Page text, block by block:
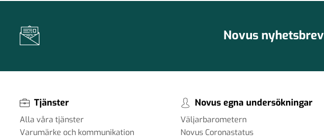
Novus nyhetsbrev
Tjänster
Alla våra tjänster
Varumärke och kommunikation
Novus egna undersökningar
Väljarbarometern
Novus Coronastatus